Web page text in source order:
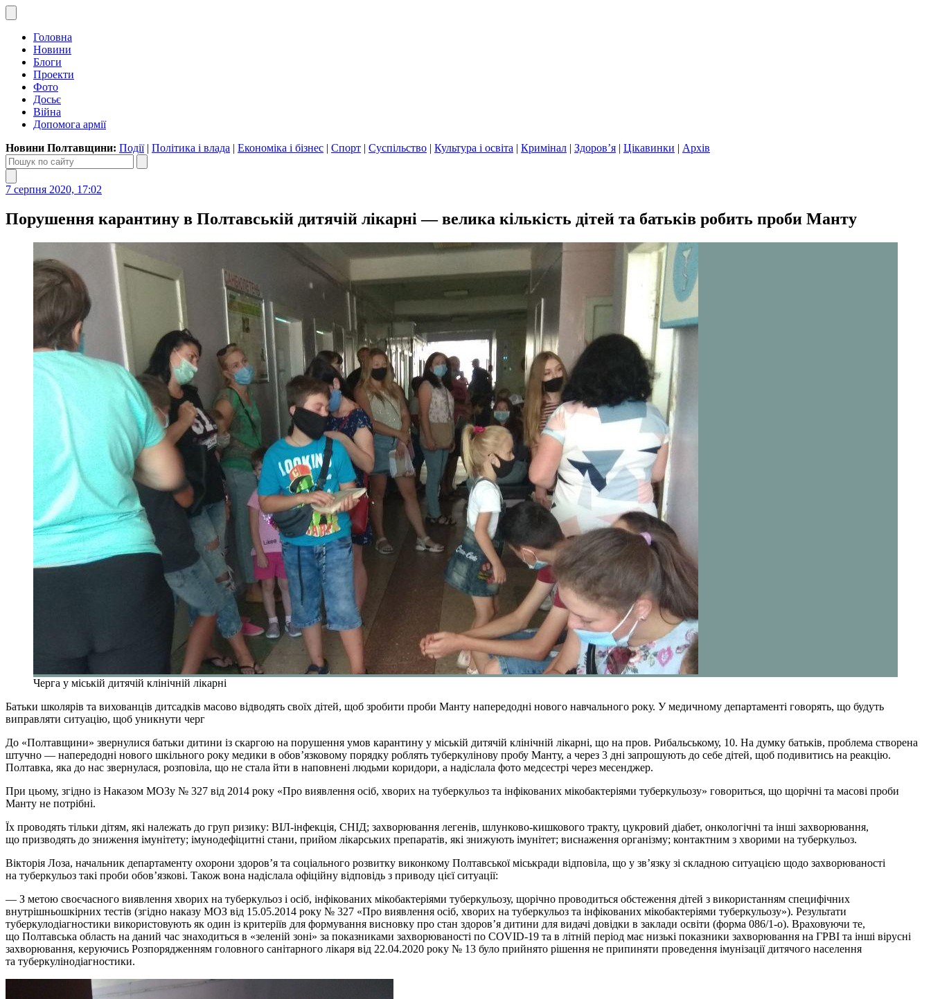
Головна
Новини
Блоги
Проекти
Фото
Досьє
Війна
Допомога армії
Новини Полтавщини: Події| Політика і влада | Економіка і бізнес | Спорт | Суспільство | Культура і освіта | Кримінал | Здоров’я | Цікавинки | Архів
7 серпня 2020, 17:02
Порушення карантину в Полтавській дитячій лікарні — велика кількість дітей та батьків робить проби Манту
Черга у міській дитячій клінічній лікарні
Батьки школярів та вихованців дитсадків масово відводять своїх дітей, щоб зробити проби Манту напередодні нового навчального року. У медичному департаменті говорять, що будуть
виправляти ситуацію, щоб уникнути черг
До «Полтавщини» звернулися батьки дитини із скаргою на порушення умов карантину у міській дитячій клінічній лікарні, що на пров. Рибальському, 10. На думку батьків, проблема створена
штучно — напередодні нового шкільного року медики в обов’язковому порядку роблять туберкулінову пробу Манту, а через 3 дні запрошують до себе дітей, щоб подивитись на реакцію.
Полтавка, яка до нас звернулася, розповіла, що не стала йти в наповнені людьми коридори, а надіслала фото медсестрі через месенджер.
При цьому, згідно із Наказом МОЗу № 327 від 2014 року «Про виявлення осіб, хворих на туберкульоз та інфікованих мікобактеріями туберкульозу» говориться, що щорічні та масові проби
Манту не потрібні.
Їх проводять тільки дітям, які належать до груп ризику: ВІЛ-інфекція, СНІД; захворювання легенів, шлунково-кишкового тракту, цукровий діабет, онкологічні та інші захворювання,
що призводять до зниження імунітету; імунодефіцитні стани, прийом лікарських препаратів, які знижують імунітет; виснаження організму; контактним з хворими на туберкульоз.
Вікторія Лоза, начальник департаменту охорони здоров’я та соціального розвитку виконкому Полтавської міськради відповіла, що у зв’язку зі складною ситуацією щодо захворюваності
на туберкульоз такі проби обов’язкові. Також вона надіслала офіційну відповідь з приводу цієї ситуації:
— З метою своєчасного виявлення хворих на туберкульоз і осіб, інфікованих мікобактеріями туберкульозу, щорічно проводиться обстеження дітей з використанням специфічних
внутрішньошкірних тестів (згідно наказу МОЗ від 15.05.2014 року № 327 «Про виявлення осіб, хворих на туберкульоз та інфікованих мікобактеріями туберкульозу»). Результати
туберкулодіагностики використовують як один із критеріїв для формування висновку про стан здоров’я дитини для видачі довідки в заклади освіти (форма 086/1-о). Враховуючи те,
що Полтавська область на даний час знаходиться в «зеленій зоні» за показниками захворюваності по COVID-19 та в літній період має низькі показники захворювання на ГРВІ та інші вірусні
захворювання, керуючись Розпорядженням головного санітарного лікаря від 22.04.2020 року № 13 було прийнято рішення не припиняти проведення імунізації дитячого населення
та туберкулінодіагностики.